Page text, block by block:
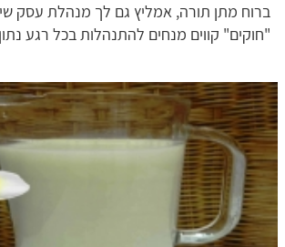
ברוח מתן תורה, אמליץ גם לך מנהלת עסק
"חוקים" קווים מנחים להתנהלות בכל רגע נתון